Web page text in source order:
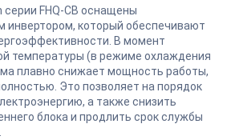
серии FHQ-СB оснащены
который обеспечивают
В момент
температуры (в режиме охлаждения
плавно снижает мощность работы,
Это позволяет на порядок
а также снизить
блока и продлить срок службы